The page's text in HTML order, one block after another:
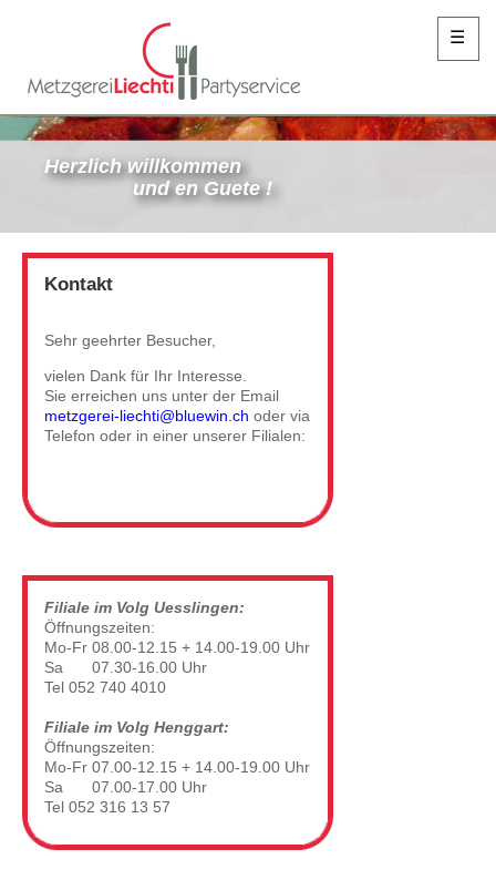
☰
Herzlich willkommen
und en Guete !
Kontakt
Sehr geehrter Besucher,
vielen Dank für Ihr Interesse.
Sie erreichen uns unter der Email
metzgerei-liechti@bluewin.ch oder via
Telefon oder in einer unserer Filialen:
Filiale im Volg Uesslingen:
Öffnungszeiten:
Mo-Fr 08.00-12.15 + 14.00-19.00 Uhr
Sa
07.30-16.00 Uhr
Tel 052 740 4010
Filiale im Volg Henggart:
Öffnungszeiten:
Mo-Fr 07.00-12.15 + 14.00-19.00 Uhr
Sa
07.00-17.00 Uhr
Tel 052 316 13 57